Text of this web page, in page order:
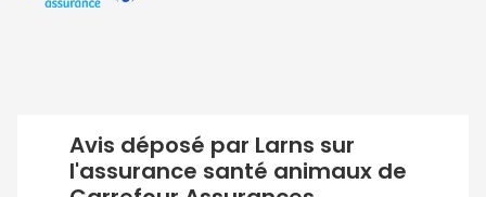
Avis déposé par Larns sur
l'assurance santé animaux de